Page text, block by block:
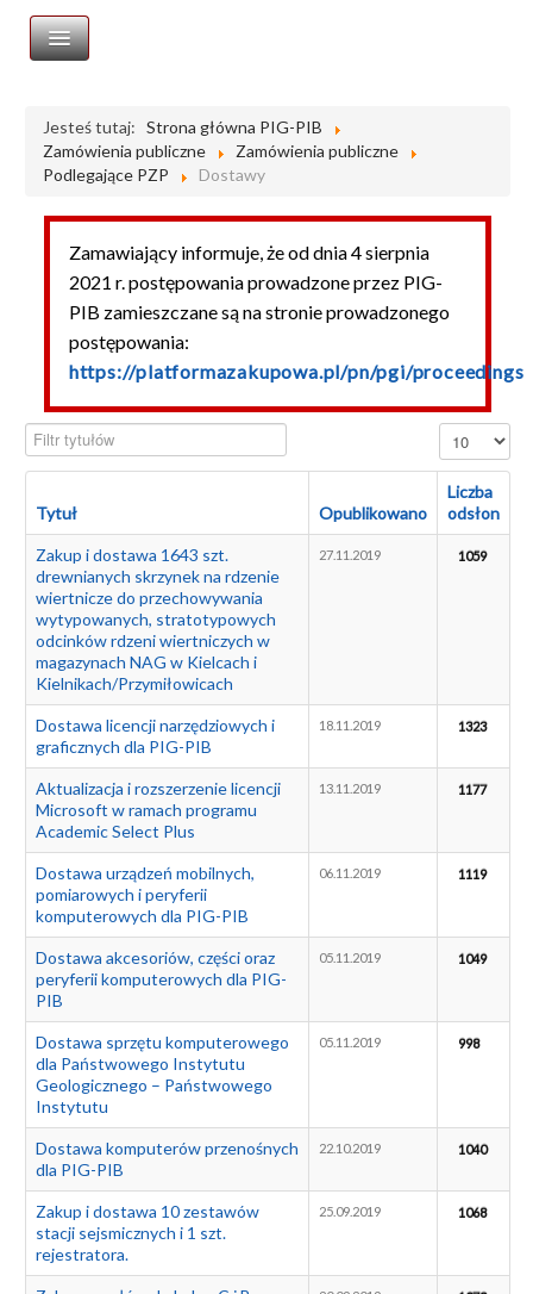
Zamówienia publiczne
Profil nabywcy
Platforma zakupowa
Podlegające PZP
Dostawy
Roboty budowlane
Niepodlegające PZP
Archiwum
Sprzedaż nieruchomości
Najem nieruchomości
Jesteś tutaj: Strona główna PIG-PIB
Zamówienia publiczne
Zamówienia publiczne
Podlegające PZP
Dostawy
Zamawiający informuje, że od dnia 4 sierpnia
2021 r. postępowania prowadzone przez PIG-
PIB zamieszczane są na stronie prowadzonego
postępowania:
https://platformazakupowa.pl/pn/pgi/proceedings
Filtr tytułów Pokaż #
Tytuł Opublikowano
Liczba
odsłon
Zakup i dostawa 1643 szt.
drewnianych skrzynek na rdzenie
wiertnicze do przechowywania
wytypowanych, stratotypowych
odcinków rdzeni wiertniczych w
magazynach NAG w Kielcach i
Kielnikach/Przymiłowicach
27.11.2019 1059
Dostawa licencji narzędziowych i
graficznych dla PIG-PIB
18.11.2019 1323
Aktualizacja i rozszerzenie licencji
Microsoft w ramach programu
Academic Select Plus
13.11.2019 1177
Dostawa urządzeń mobilnych,
pomiarowych i peryferii
komputerowych dla PIG-PIB
06.11.2019 1119
Dostawa akcesoriów, części oraz
peryferii komputerowych dla PIG-
PIB
05.11.2019 1049
Dostawa sprzętu komputerowego
dla Państwowego Instytutu
Geologicznego – Państwowego
Instytutu
05.11.2019 998
Dostawa komputerów przenośnych
dla PIG-PIB
22.10.2019 1040
Zakup i dostawa 10 zestawów
stacji sejsmicznych i 1 szt.
rejestratora.
25.09.2019 1068